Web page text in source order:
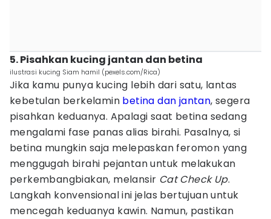
5. Pisahkan kucing jantan dan betina
ilustrasi kucing Siam hamil (pexels.com/Rica)
Jika kamu punya kucing lebih dari satu, lantas
kebetulan berkelamin betina dan jantan, segera
pisahkan keduanya. Apalagi saat betina sedang
mengalami fase panas alias birahi. Pasalnya, si
betina mungkin saja melepaskan feromon yang
menggugah birahi pejantan untuk melakukan
perkembangbiakan, melansir Cat Check Up.
Langkah konvensional ini jelas bertujuan untuk
mencegah keduanya kawin. Namun, pastikan